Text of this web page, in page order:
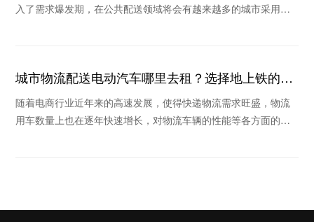
入了需求爆发期，在公共配送领域将会有越来越多的城市采用新
城市物流配送电动汽车哪里去租？选择地上铁的理
由
随着电商行业近年来的高速发展，使得快递物流需求旺盛，物流
用车数量上也在逐年快速增长，对物流车辆的性能等各方面的要